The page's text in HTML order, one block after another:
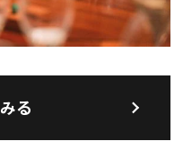
る